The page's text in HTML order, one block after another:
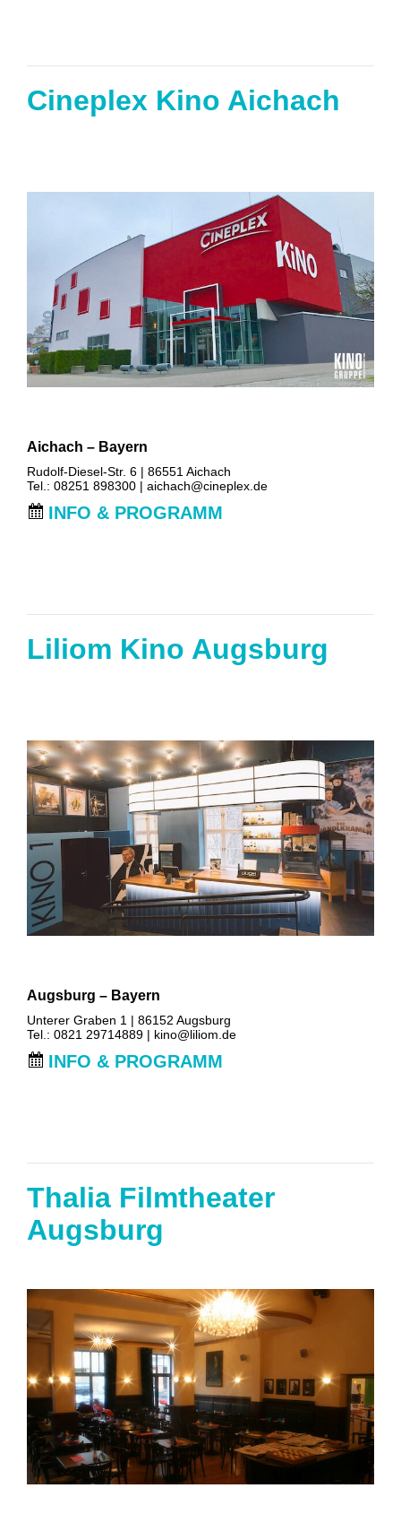
Cineplex Kino Aichach
Aichach – Bayern
Rudolf-Diesel-Str. 6 | 86551 Aichach
Tel.: 08251 898300 | aichach@cineplex.de
INFO & PROGRAMM
Liliom Kino Augsburg
Augsburg – Bayern
Unterer Graben 1 | 86152 Augsburg
Tel.: 0821 29714889 | kino@liliom.de
INFO & PROGRAMM
Thalia Filmtheater
Augsburg